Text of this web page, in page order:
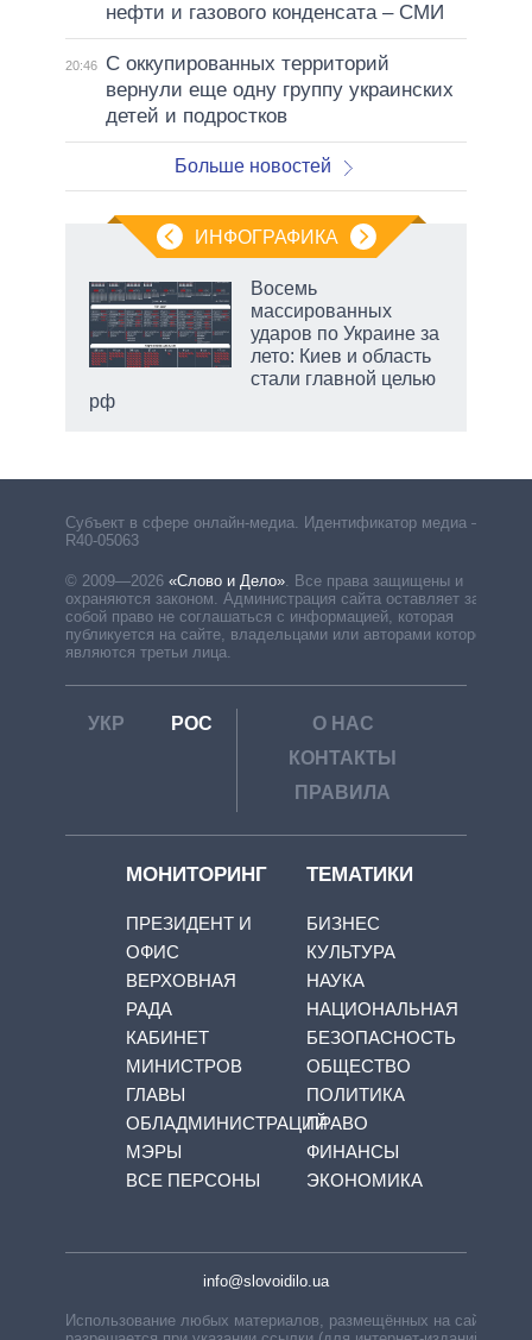
нефти и газового конденсата – СМИ
20:46
С оккупированных территорий
вернули еще одну группу украинских
детей и подростков
Больше новостей
ИНФОГРАФИКА
Восемь
массированных
ударов по Украине за
лето: Киев и область
стали главной целью
рф
Субъект в сфере онлайн-медиа. Идентификатор медиа –
R40-05063
© 2009—2026 «Слово и Дело». Все права защищены и
охраняются законом. Администрация сайта оставляет за
собой право не соглашаться с информацией, которая
публикуется на сайте, владельцами или авторами которой
являются третьи лица.
УКР РОС
О НАС
КОНТАКТЫ
ПРАВИЛА
МОНИТОРИНГ
ПРЕЗИДЕНТ И
ОФИС
ВЕРХОВНАЯ
РАДА
КАБИНЕТ
МИНИСТРОВ
ГЛАВЫ
ОБЛАДМИНИСТРАЦИЙ
МЭРЫ
ВСЕ ПЕРСОНЫ
ТЕМАТИКИ
БИЗНЕС
КУЛЬТУРА
НАУКА
НАЦИОНАЛЬНАЯ
БЕЗОПАСНОСТЬ
ОБЩЕСТВО
ПОЛИТИКА
ПРАВО
ФИНАНСЫ
ЭКОНОМИКА
info@slovoidilo.ua
Использование любых материалов, размещённых на сайте,